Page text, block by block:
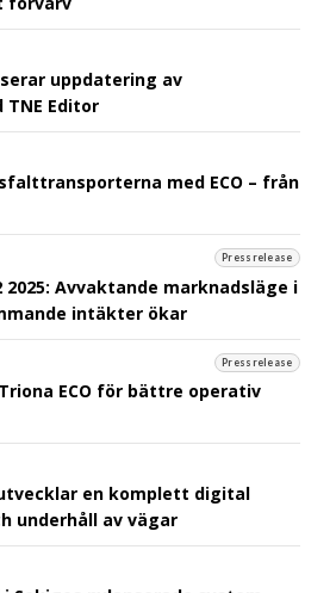
uppdatering av
Editor
med ECO – från
Pressrelease
Avvaktande marknadsläge i
intäkter ökar
Pressrelease
ECO för bättre operativ
en komplett digital
underhåll av vägar